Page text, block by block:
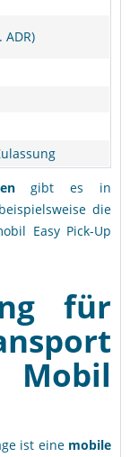
ADR)
gibt es in
die
Easy Pick-Up
für
Mobil
ist eine mobile